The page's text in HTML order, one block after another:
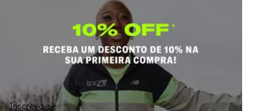
Inscreva-se